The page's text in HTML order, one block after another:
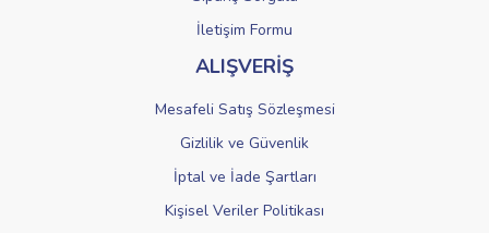
Gönder
İletişim Formu
ALIŞVERİŞ
Mesafeli Satış Sözleşmesi
Gizlilik ve Güvenlik
İptal ve İade Şartları
Kişisel Veriler Politikası